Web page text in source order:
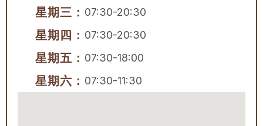
星期三： 07:30-20:30
星期四： 07:30-20:30
星期五： 07:30-18:00
星期六： 07:30-11:30